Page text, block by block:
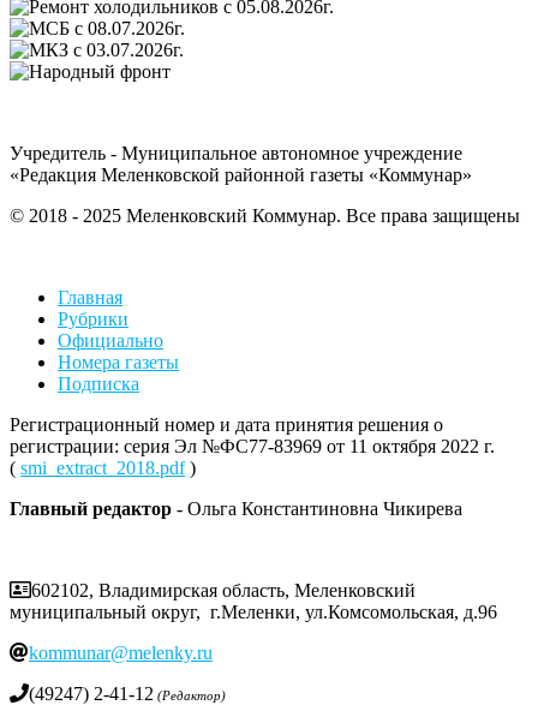
Учредитель - Муниципальное автономное учреждение
«Редакция Меленковской районной газеты «Коммунар»
© 2018 - 2025 Меленковский Коммунар. Все права защищены
Главная
Рубрики
Официально
Номера газеты
Подписка
Регистрационный номер и дата принятия решения о
регистрации: серия Эл №ФС77-83969 от 11 октября 2022 г.
( smi_extract_2018.pdf)
Главный редактор - Ольга Константиновна Чикирева
602102, Владимирская область, Меленковский
муниципальный округ, г.Меленки, ул.Комсомольская, д.96
kommunar@melenky.ru
(49247) 2-41-12 (Редактор)